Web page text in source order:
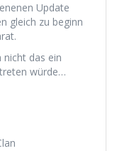
Update
gleich zu beginn
nicht das ein
würde…